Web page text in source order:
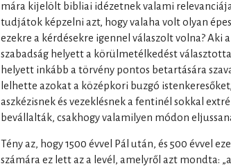
mára kijelölt bibliai idézetnek valami
tudjátok képzelni azt, hogy valaha volt olyan
ezekre a kérdésekre igennel válaszolt volna? Aki
szabadság helyett a körülmetélkedést
helyett inkább a törvény pontos betartására
lelhette azokat a középkori buzgó
aszkézisnek és vezeklésnek a fentinél sokkal
bevállalták, csakhogy valamilyen módon
Tény az, hogy 1500 évvel Pál után, és 500 évvel
számára ez lett az a levél, amelyről azt mondta: